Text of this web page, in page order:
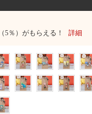
5％）がもらえる！ 詳細